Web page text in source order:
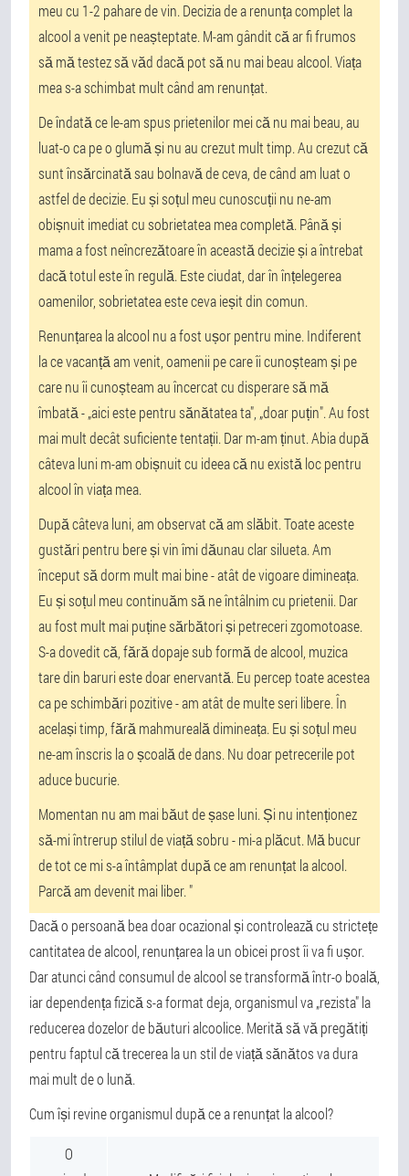
meu cu 1-2 pahare de vin. Decizia de a renunța complet la
alcool a venit pe neașteptate. M-am gândit că ar fi frumos
să mă testez să văd dacă pot să nu mai beau alcool. Viața
mea s-a schimbat mult când am renunțat.
De îndată ce le-am spus prietenilor mei că nu mai beau, au
luat-o ca pe o glumă și nu au crezut mult timp. Au crezut că
sunt însărcinată sau bolnavă de ceva, de când am luat o
astfel de decizie. Eu și soțul meu cunoscuții nu ne-am
obișnuit imediat cu sobrietatea mea completă. Până și
mama a fost neîncrezătoare în această decizie și a întrebat
dacă totul este în regulă. Este ciudat, dar în înțelegerea
oamenilor, sobrietatea este ceva ieșit din comun.
Renunțarea la alcool nu a fost ușor pentru mine. Indiferent
la ce vacanță am venit, oamenii pe care îi cunoșteam și pe
care nu îi cunoșteam au încercat cu disperare să mă
îmbată - „aici este pentru sănătatea ta", „doar puțin". Au fost
mai mult decât suficiente tentații. Dar m-am ținut. Abia după
câteva luni m-am obișnuit cu ideea că nu există loc pentru
alcool în viața mea.
După câteva luni, am observat că am slăbit. Toate aceste
gustări pentru bere și vin îmi dăunau clar silueta. Am
început să dorm mult mai bine - atât de vigoare dimineața.
Eu și soțul meu continuăm să ne întâlnim cu prietenii. Dar
au fost mult mai puține sărbători și petreceri zgomotoase.
S-a dovedit că, fără dopaje sub formă de alcool, muzica
tare din baruri este doar enervantă. Eu percep toate acestea
ca pe schimbări pozitive - am atât de multe seri libere. În
același timp, fără mahmureală dimineața. Eu și soțul meu
ne-am înscris la o școală de dans. Nu doar petrecerile pot
aduce bucurie.
Momentan nu am mai băut de șase luni. Și nu intenționez
să-mi întrerup stilul de viață sobru - mi-a plăcut. Mă bucur
de tot ce mi s-a întâmplat după ce am renunțat la alcool.
Parcă am devenit mai liber. "
Dacă o persoană bea doar ocazional și controlează cu strictețe
cantitatea de alcool, renunțarea la un obicei prost îi va fi ușor.
Dar atunci când consumul de alcool se transformă într-o boală,
iar dependența fizică s-a format deja, organismul va „rezista" la
reducerea dozelor de băuturi alcoolice. Merită să vă pregătiți
pentru faptul că trecerea la un stil de viață sănătos va dura
mai mult de o lună.
Cum își revine organismul după ce a renunțat la alcool?
O